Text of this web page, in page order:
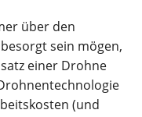
über den
sein mögen,
einer Drohne
(und